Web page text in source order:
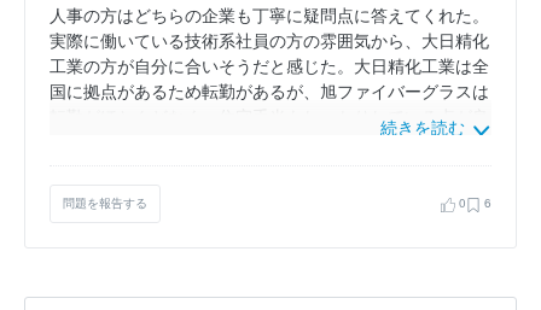
人事の方はどちらの企業も丁寧に疑問点に答えてくれた。
実際に働いている技術系社員の方の雰囲気から、大日精化
工業の方が自分に合いそうだと感じた。大日精化工業は全
国に拠点があるため転勤があるが、旭ファイバーグラスは
転勤がほとんどなく、住宅手当もしっかりしている点が良
いと思った。しかし、旭ファイバーグラスは大日精化工業
よりも技術系での女性社員が少なく職場復帰例が少ない
点、平均勤続年数が短い点、年間休日が少ない点が気にな
った。
続きを読む
問題を報告する 0 6